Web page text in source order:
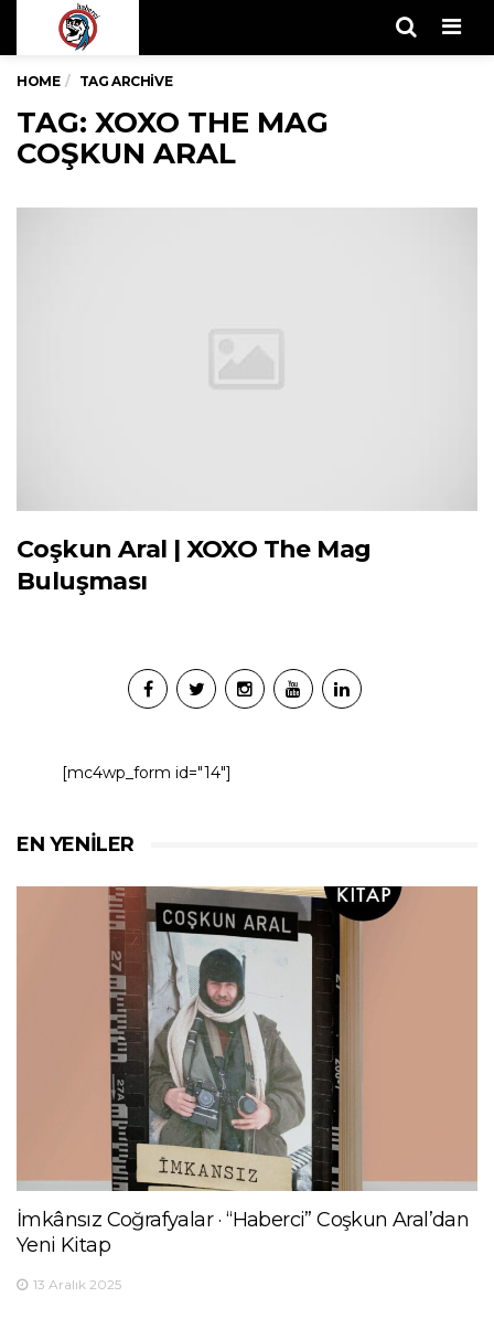
HOME TAG ARCHIVE
TAG: XOXO THE MAG
COŞKUN ARAL
Coşkun Aral | XOXO The Mag
Buluşması
[mc4wp_form id="14"]
EN YENILER
İmkânsız Coğrafyalar · “Haberci” Coşkun Aral’dan
Yeni Kitap
13 Aralık 2025